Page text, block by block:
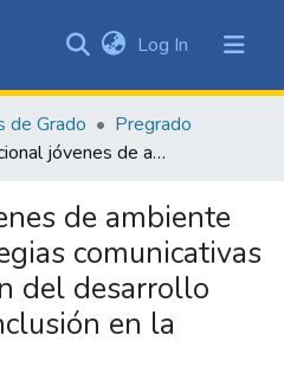
&
Collections
Statistics
Log In (current)
de Grado
Pregrado
Red nacional jóvenes de ambiente nodo Cali: Estrategias comunicativas para la promoción del desarrollo sostenible y su inclusión en la agenda pública
de ambiente
comunicativas
del desarrollo
en la